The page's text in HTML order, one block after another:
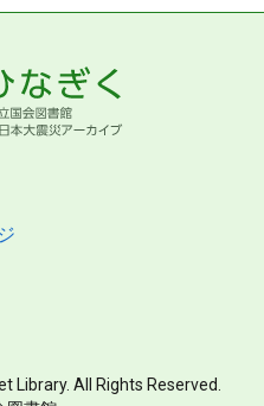
Library. All Rights Reserved.